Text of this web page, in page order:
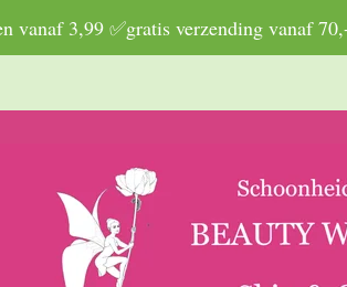
vanaf 3,99 ✅gratis verzending vanaf